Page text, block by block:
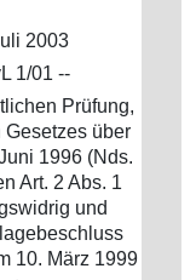
2003
1/01 --
Prüfung,
über
1996 (Nds.
Art. 2 Abs. 1
und
10. März 1999